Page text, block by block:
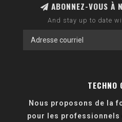
ABONNEZ-VOUS À
And stay up to date
TECHNO
Nous proposons de la
pour les